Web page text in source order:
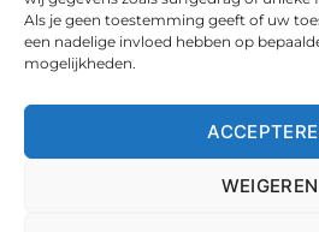
Als je geen toestemming geeft of uw
een nadelige invloed hebben op
mogelijkheden.
WEIGEREN
Copyright 2025. Checko.nl. Alle